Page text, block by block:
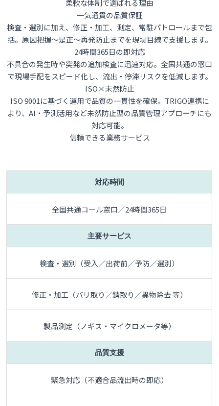
柔軟な体制で選ばれる理由
一気通貫の品質保証
検査・選別に加え、修正・加工、測定、常駐パトロールまで包
括。原因把握～是正～再発防止までを現場目線で支援します。
24時間365日の即対応
不具合の発生時や突発の追加検査に迅速対応。全国共通の窓口
で現場手配をスピード化し、流出・停滞リスクを低減します。
ISO×未然防止
ISO 9001に基づく運用で品質の一貫性を確保。TRIGO連携に
より、AI・予測活用など未然防止型の品質管理アプローチにも
対応可能。
信頼できる業務サービス
対応時間
全国共通コール窓口／24時間365日
主要サービス
検査・選別（受入／出荷前／予防／選別）
修正・加工（バリ取り／錆取り／異物除去 等）
製品測定（ノギス・マイクロメータ等）
品質支援
緊急対応（不適合品流出時の即応）